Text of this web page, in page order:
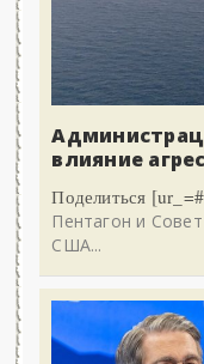
влияние
Поделиться
Пентагон и
США...